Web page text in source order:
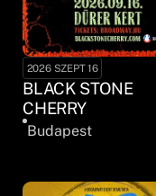
2026 SZEPT 16
BLACK STONE
CHERRY
Budapest